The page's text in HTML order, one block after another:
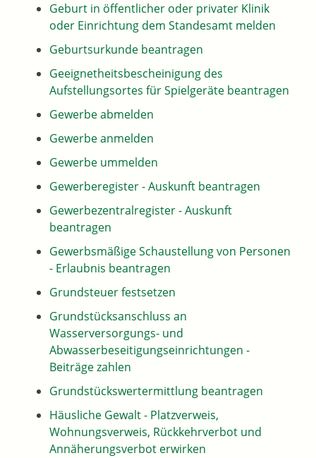
Geburt in öffentlicher oder privater Klinik
oder Einrichtung dem Standesamt melden
Geburtsurkunde beantragen
Geeignetheitsbescheinigung des
Aufstellungsortes für Spielgeräte beantragen
Gewerbe abmelden
Gewerbe anmelden
Gewerbe ummelden
Gewerberegister - Auskunft beantragen
Gewerbezentralregister - Auskunft
beantragen
Gewerbsmäßige Schaustellung von Personen
- Erlaubnis beantragen
Grundsteuer festsetzen
Grundstücksanschluss an
Wasserversorgungs- und
Abwasserbeseitigungseinrichtungen -
Beiträge zahlen
Grundstückswertermittlung beantragen
Häusliche Gewalt - Platzverweis,
Wohnungsverweis, Rückkehrverbot und
Annäherungsverbot erwirken